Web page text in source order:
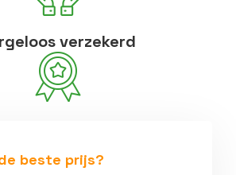
verzekerd
beste prijs?